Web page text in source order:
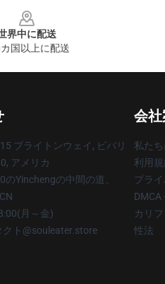
界中に配送
国以上に配送
ブライトンウェイ, ビバリ
アメリカ
のYinchengの中間の道、
月～金)
クト@souleater.store
会
私た
利用規
プラ
DMCA
カリ
性法